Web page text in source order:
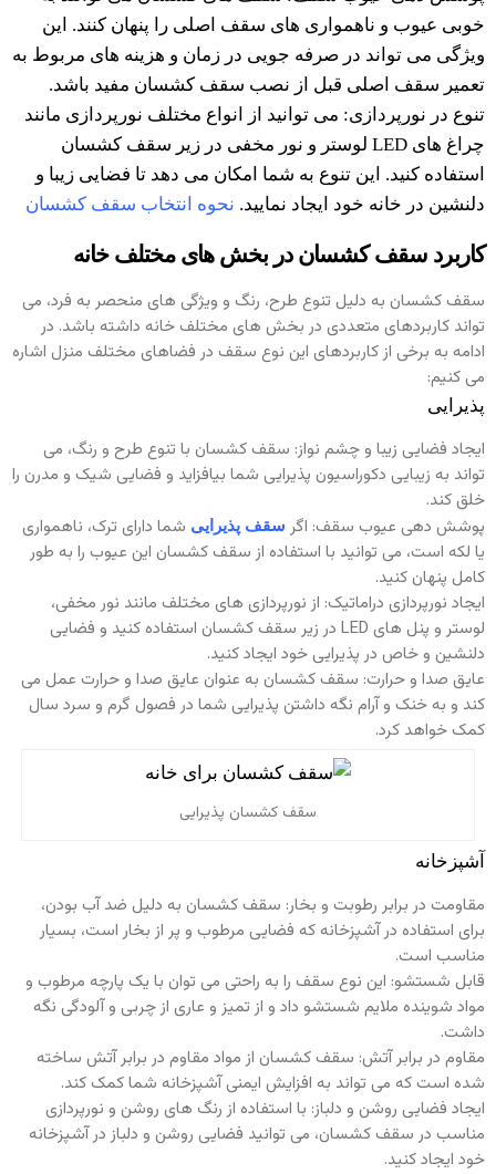
خوبی عیوب و ناهمواری های سقف اصلی را پنهان کنند. این
ویژگی می تواند در صرفه جویی در زمان و هزینه های مربوط به
تعمیر سقف اصلی قبل از نصب سقف کشسان مفید باشد.
تنوع در نورپردازی: می توانید از انواع مختلف نورپردازی مانند
چراغ های LED لوستر و نور مخفی در زیر سقف کشسان
استفاده کنید. این تنوع به شما امکان می دهد تا فضایی زیبا و
دلنشین در خانه خود ایجاد نمایید. نحوه انتخاب سقف کشسان
کاربرد سقف کشسان در بخش های مختلف خانه
سقف کشسان به دلیل تنوع طرح، رنگ و ویژگی‌ های منحصر به فرد، می
‌تواند کاربردهای متعددی در بخش‌ های مختلف خانه داشته باشد. در
ادامه به برخی از کاربردهای این نوع سقف در فضاهای مختلف منزل اشاره
می کنیم:
پذیرایی
ایجاد فضایی زیبا و چشم نواز: سقف کشسان با تنوع طرح و رنگ، می
تواند به زیبایی دکوراسیون پذیرایی شما بیافزاید و فضایی شیک و مدرن را
خلق کند.
پوشش دهی عیوب سقف: اگر سقف پذیرایی شما دارای ترک، ناهمواری
یا لکه است، می توانید با استفاده از سقف کشسان این عیوب را به طور
کامل پنهان کنید.
ایجاد نورپردازی دراماتیک: از نورپردازی های مختلف مانند نور مخفی،
لوستر و پنل های LED در زیر سقف کشسان استفاده کنید و فضایی
دلنشین و خاص در پذیرایی خود ایجاد کنید.
عایق صدا و حرارت: سقف کشسان به عنوان عایق صدا و حرارت عمل می
کند و به خنک و آرام نگه داشتن پذیرایی شما در فصول گرم و سرد سال
کمک خواهد کرد.
سقف کشسان پذیرایی
آشپزخانه
مقاومت در برابر رطوبت و بخار: سقف کشسان به دلیل ضد آب بودن،
برای استفاده در آشپزخانه که فضایی مرطوب و پر از بخار است، بسیار
مناسب است.
قابل شستشو: این نوع سقف را به راحتی می توان با یک پارچه مرطوب و
مواد شوینده ملایم شستشو داد و از تمیز و عاری از چربی و آلودگی نگه
داشت.
مقاوم در برابر آتش: سقف کشسان از مواد مقاوم در برابر آتش ساخته
شده است که می تواند به افزایش ایمنی آشپزخانه شما کمک کند.
ایجاد فضایی روشن و دلباز: با استفاده از رنگ های روشن و نورپردازی
مناسب در سقف کشسان، می توانید فضایی روشن و دلباز در آشپزخانه
خود ایجاد کنید.